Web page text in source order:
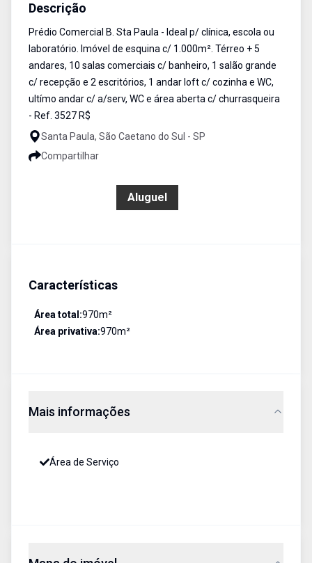
Descrição
Prédio Comercial B. Sta Paula - Ideal p/ clínica, escola ou
laboratório. Imóvel de esquina c/ 1.000m². Térreo + 5
andares, 10 salas comerciais c/ banheiro, 1 salão grande
c/ recepção e 2 escritórios, 1 andar loft c/ cozinha e WC,
ultímo andar c/ a/serv, WC e área aberta c/ churrasqueira
- Ref. 3527 R$
Santa Paula, São Caetano do Sul - SP
Compartilhar
Aluguel
Características
Área total:970m²
Área privativa:970m²
Mais informações
Área de Serviço